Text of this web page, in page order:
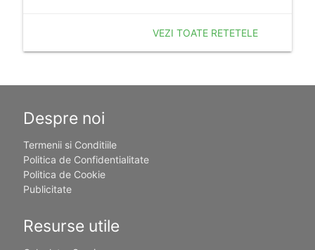
VEZI TOATE RETETELE
Despre noi
Termenii si Conditiile
Politica de Confidentialitate
Politica de Cookie
Publicitate
Resurse utile